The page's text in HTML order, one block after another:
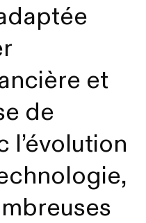
et
de
l’évolution